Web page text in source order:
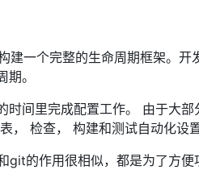
一个完整的生命周期框架。开
。
间里完成配置工作。 由于大
， 检查， 构建和测试自动化设置
的作用很相似，都是为了方便